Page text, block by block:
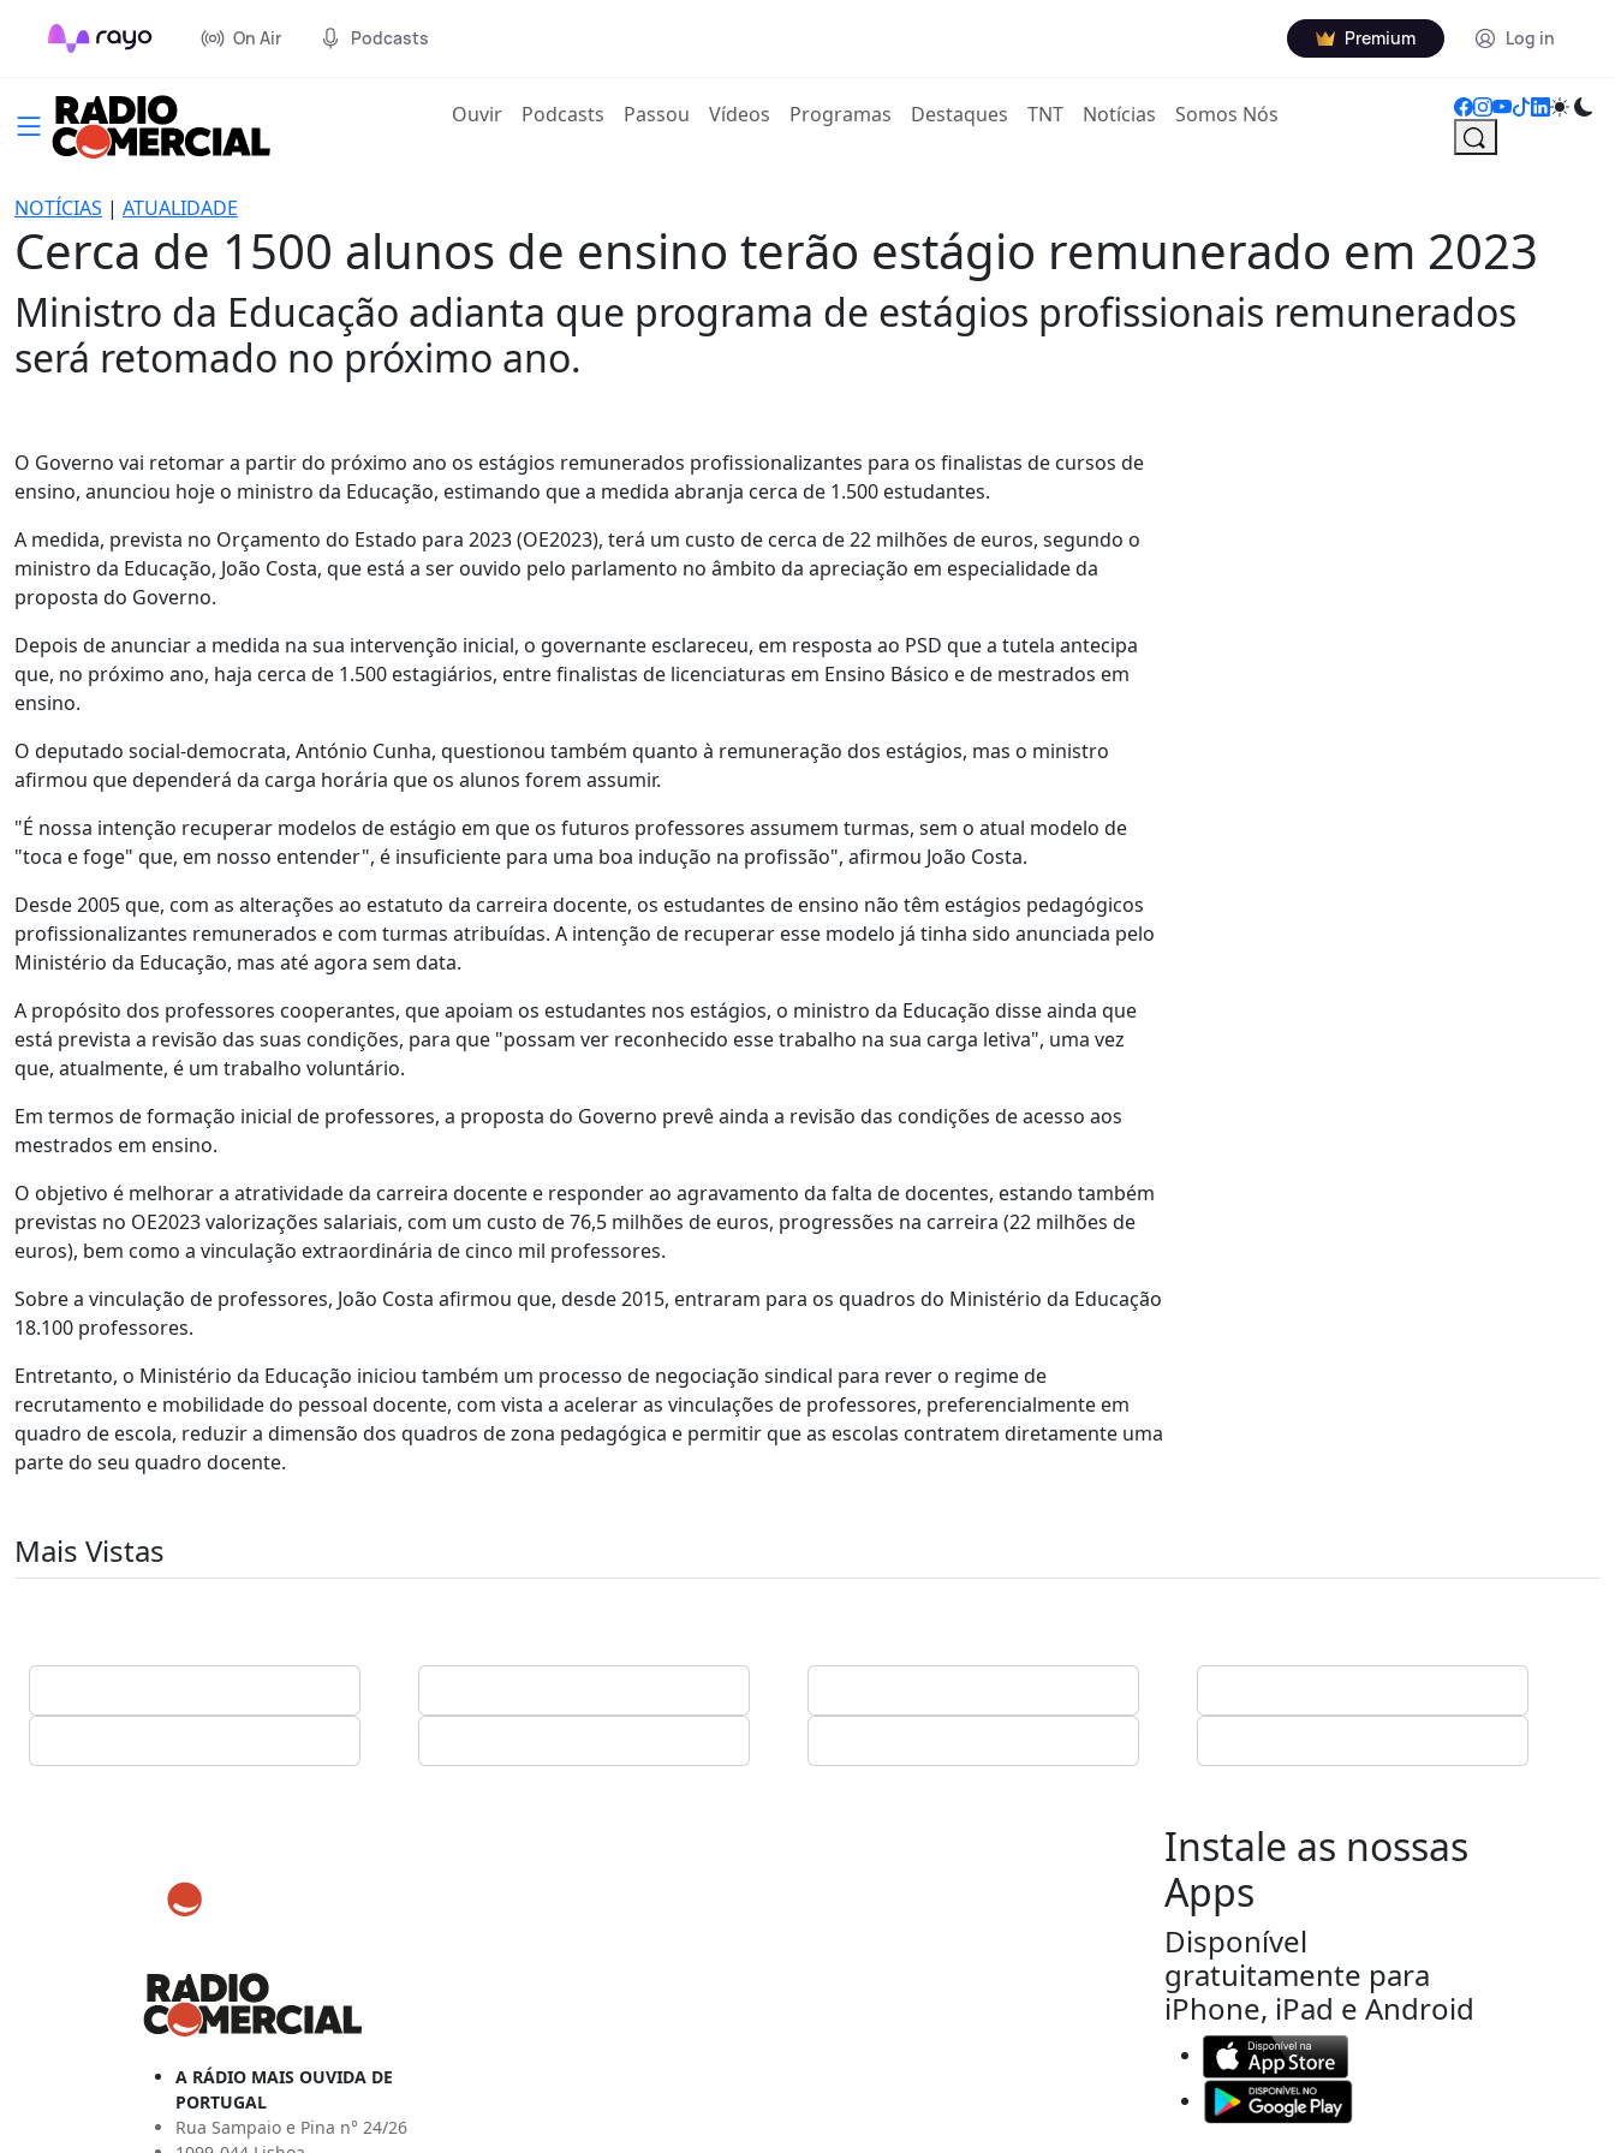
On Air Podcasts Premium Log in
Ouvir(current)
Podcasts Passou Vídeos Programas Destaques TNT Notícias Somos Nós
NOTÍCIAS | ATUALIDADE
Cerca de 1500 alunos de ensino terão estágio remunerado em 2023
Ministro da Educação adianta que programa de estágios profissionais remunerados
será retomado no próximo ano.
O Governo vai retomar a partir do próximo ano os estágios remunerados profissionalizantes para os finalistas de cursos de
ensino, anunciou hoje o ministro da Educação, estimando que a medida abranja cerca de 1.500 estudantes.
A medida, prevista no Orçamento do Estado para 2023 (OE2023), terá um custo de cerca de 22 milhões de euros, segundo o
ministro da Educação, João Costa, que está a ser ouvido pelo parlamento no âmbito da apreciação em especialidade da
proposta do Governo.
Depois de anunciar a medida na sua intervenção inicial, o governante esclareceu, em resposta ao PSD que a tutela antecipa
que, no próximo ano, haja cerca de 1.500 estagiários, entre finalistas de licenciaturas em Ensino Básico e de mestrados em
ensino.
O deputado social-democrata, António Cunha, questionou também quanto à remuneração dos estágios, mas o ministro
afirmou que dependerá da carga horária que os alunos forem assumir.
"É nossa intenção recuperar modelos de estágio em que os futuros professores assumem turmas, sem o atual modelo de
"toca e foge" que, em nosso entender", é insuficiente para uma boa indução na profissão", afirmou João Costa.
Desde 2005 que, com as alterações ao estatuto da carreira docente, os estudantes de ensino não têm estágios pedagógicos
profissionalizantes remunerados e com turmas atribuídas. A intenção de recuperar esse modelo já tinha sido anunciada pelo
Ministério da Educação, mas até agora sem data.
A propósito dos professores cooperantes, que apoiam os estudantes nos estágios, o ministro da Educação disse ainda que
está prevista a revisão das suas condições, para que "possam ver reconhecido esse trabalho na sua carga letiva", uma vez
que, atualmente, é um trabalho voluntário.
Em termos de formação inicial de professores, a proposta do Governo prevê ainda a revisão das condições de acesso aos
mestrados em ensino.
O objetivo é melhorar a atratividade da carreira docente e responder ao agravamento da falta de docentes, estando também
previstas no OE2023 valorizações salariais, com um custo de 76,5 milhões de euros, progressões na carreira (22 milhões de
euros), bem como a vinculação extraordinária de cinco mil professores.
Sobre a vinculação de professores, João Costa afirmou que, desde 2015, entraram para os quadros do Ministério da Educação
18.100 professores.
Entretanto, o Ministério da Educação iniciou também um processo de negociação sindical para rever o regime de
recrutamento e mobilidade do pessoal docente, com vista a acelerar as vinculações de professores, preferencialmente em
quadro de escola, reduzir a dimensão dos quadros de zona pedagógica e permitir que as escolas contratem diretamente uma
parte do seu quadro docente.
Mais Vistas
A RÁDIO MAIS OUVIDA DE
PORTUGAL
Rua Sampaio e Pina n° 24/26
Instale as nossas
Apps
Disponível
gratuitamente para
iPhone, iPad e Android